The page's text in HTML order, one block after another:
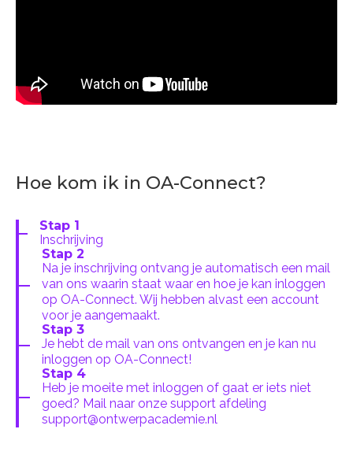
Hoe kom ik in OA-Connect?
Stap 1
Inschrijving
Stap 2
Na je inschrijving ontvang je automatisch een mail
van ons waarin staat waar en hoe je kan inloggen
op OA-Connect. Wij hebben alvast een account
voor je aangemaakt.
Stap 3
Je hebt de mail van ons ontvangen en je kan nu
inloggen op OA-Connect!
Stap 4
Heb je moeite met inloggen of gaat er iets niet
goed? Mail naar onze support afdeling
support@ontwerpacademie.nl